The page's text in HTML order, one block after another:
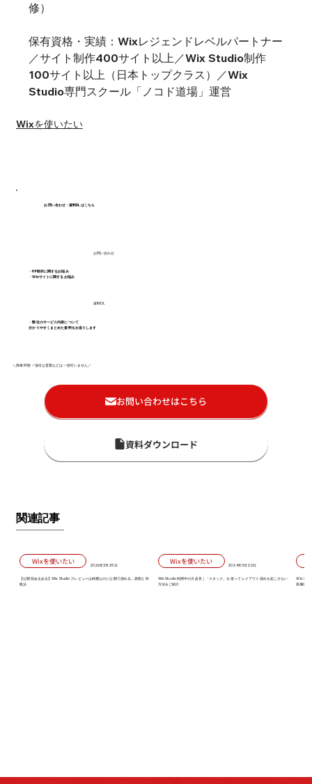
修）
保有資格・実績：Wixレジェンドレベルパートナー
／サイト制作400サイト以上／Wix Studio制作
100サイト以上（日本トップクラス）／Wix
Studio専門スクール「ノコド道場」運営
Wixを使いたい
お問い合わせ・資料DLはこちら
お問い合わせ
・HP制作に関するお悩み
・Wixサイトに関するお悩み
資料DL
・弊社のサービス内容について
分かりやすくまとめた資料をお送りします
＼簡単30秒！強引な営業などは一切行いません／
お問い合わせはこちら
資料ダウンロード
関連記事
Wixを使いたい 2026年3月25日
【公開前あるある】Wix Studio プレビューは綺麗なのに公開で崩れる…原因と対
処法
Wixを使いたい 2024年3月22日
Wix Studio 利用中の方必見｜「スタック」を使って レイアウト崩れを起こさない
方法をご紹介
Wix
底解説！